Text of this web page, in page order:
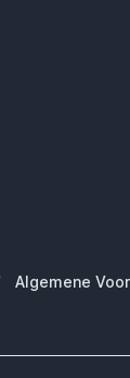
Algemene